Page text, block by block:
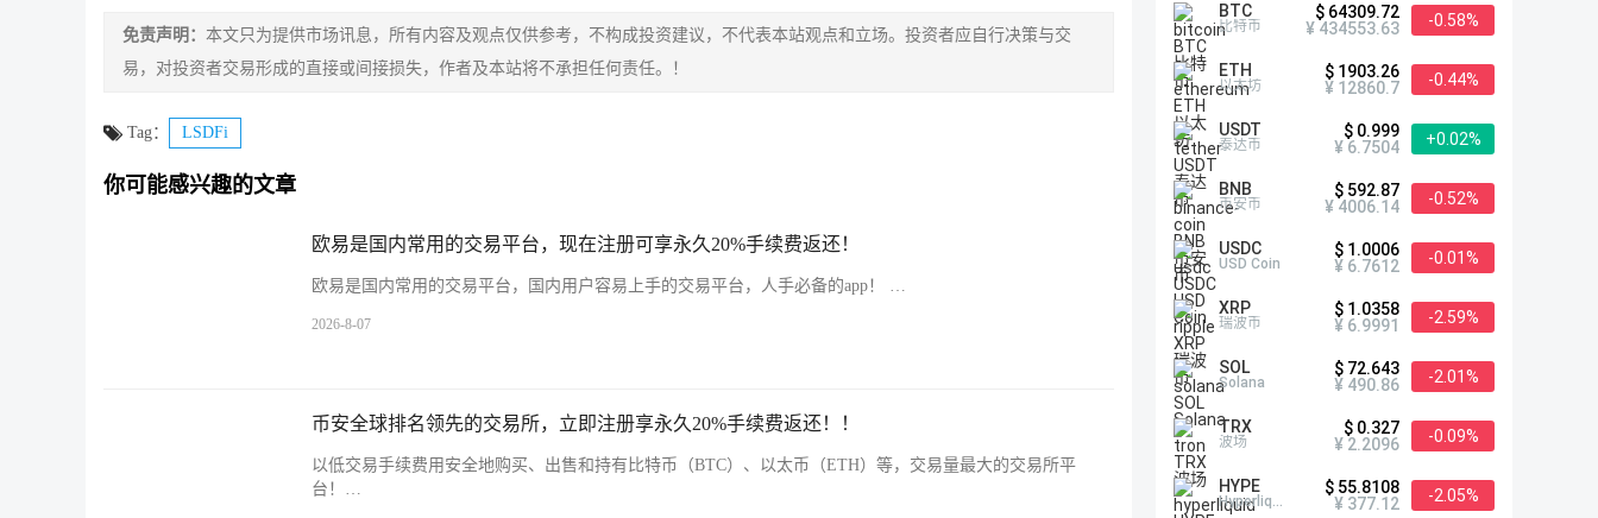
免责声明： 本文只为提供市场讯息，所有内容及观点仅供参考，不构成投资建议，不代表本站观点和立场。投资者应自行决策与交
易，对投资者交易形成的直接或间接损失，作者及本站将不承担任何责任。！
Tag： LSDFi
你可能感兴趣的文章
欧易是国内常用的交易平台，现在注册可享永久20%手续费返还！
欧易是国内常用的交易平台，国内用户容易上手的交易平台，人手必备的app！ …
2026-8-07
币安全球排名领先的交易所，立即注册享永久20%手续费返还！！
以低交易手续费用安全地购买、出售和持有比特币（BTC）、以太币（ETH）等，交易量最大的交易所平
台！…
BTC
比特币
$ 64309.72
¥ 434553.63
-0.58%
ETH
以太坊
$ 1903.26
¥ 12860.7
-0.44%
USDT
泰达币
$ 0.999
¥ 6.7504
+0.02%
BNB
币安币
$ 592.87
¥ 4006.14
-0.52%
USDC
USD Coin
$ 1.0006
¥ 6.7612
-0.01%
XRP
瑞波币
$ 1.0358
¥ 6.9991
-2.59%
SOL
Solana
$ 72.643
¥ 490.86
-2.01%
TRX
波场
$ 0.327
¥ 2.2096
-0.09%
HYPE
Hyperliquid
$ 55.8108
¥ 377.12
-2.05%